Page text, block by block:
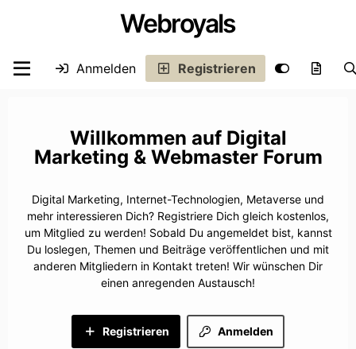
Webroyals
Anmelden Registrieren
Digital
Marketing & Webmaster Forum
Digital Marketing, Internet-Technologien, Metaverse und
mehr interessieren Dich? Registriere Dich gleich kostenlos,
um Mitglied zu werden! Sobald Du angemeldet bist, kannst
Du loslegen, Themen und Beiträge veröffentlichen und mit
anderen Mitgliedern in Kontakt treten! Wir wünschen Dir
einen anregenden Austausch!
Anmelden
Registrieren